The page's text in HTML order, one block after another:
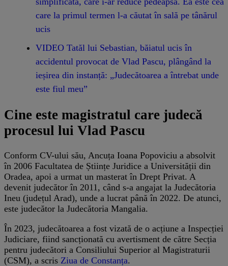
care la primul termen l-a căutat în sală pe tânărul
ucis
VIDEO Tatăl lui Sebastian, băiatul ucis în
accidentul provocat de Vlad Pascu, plângând la
ieșirea din instanță: „Judecătoarea a întrebat unde
este fiul meu”
Cine este magistratul care judecă
procesul lui Vlad Pascu
Conform CV-ului său, Ancuța Ioana Popoviciu a absolvit
în 2006 Facultatea de Științe Juridice a Universității din
Oradea, apoi a urmat un masterat în Drept Privat. A
devenit judecător în 2011, când s-a angajat la Judecătoria
Ineu (județul Arad), unde a lucrat până în 2022. De atunci,
este judecător la Judecătoria Mangalia.
În 2023, judecătoarea a fost vizată de o acțiune a Inspecției
Judiciare, fiind sancționată cu avertisment de către Secția
pentru judecători a Consiliului Superior al Magistraturii
(CSM), a scris Ziua de Constanța.